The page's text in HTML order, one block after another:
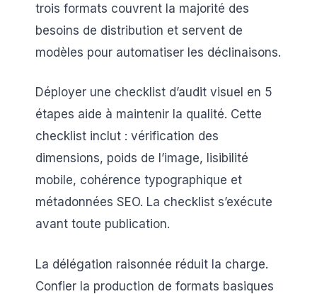
trois formats couvrent la majorité des
besoins de distribution et servent de
modèles pour automatiser les déclinaisons.
Déployer une checklist d’audit visuel en 5
étapes aide à maintenir la qualité. Cette
checklist inclut : vérification des
dimensions, poids de l’image, lisibilité
mobile, cohérence typographique et
métadonnées SEO. La checklist s’exécute
avant toute publication.
La délégation raisonnée réduit la charge.
Confier la production de formats basiques